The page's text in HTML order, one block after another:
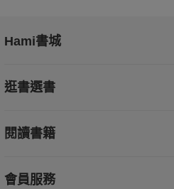
Hami書城
逛書選書
閱讀書籍
會員服務